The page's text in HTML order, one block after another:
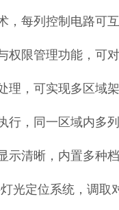
，每列控制电路可
权限管理功能，可
理，可实现多区域架
行，同一区域内多
示清晰，内置多种
光定位系统，调